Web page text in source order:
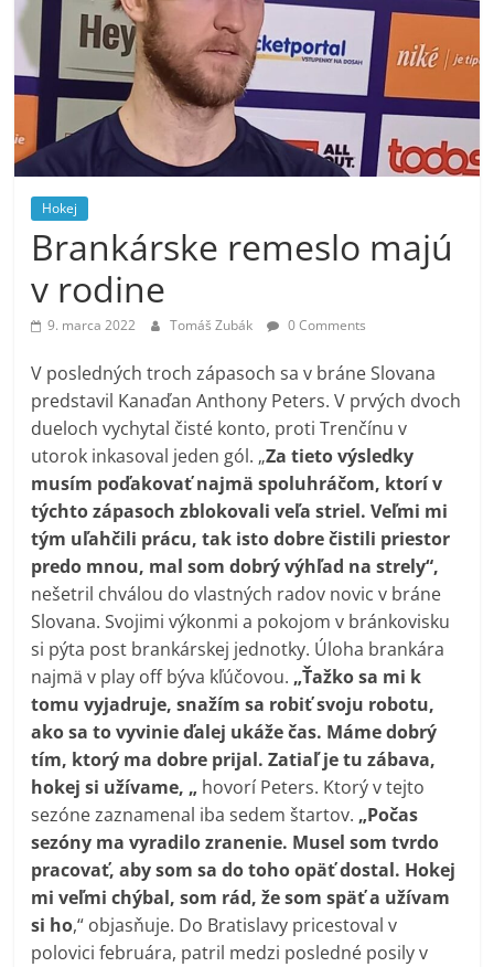
Hokej
Brankárske remeslo majú
v rodine
9. marca 2022 Tomáš Zubák 0 Comments
V posledných troch zápasoch sa v bráne Slovana
predstavil Kanaďan Anthony Peters. V prvých dvoch
dueloch vychytal čisté konto, proti Trenčínu v
utorok inkasoval jeden gól. „Za tieto výsledky
musím poďakovať najmä spoluhráčom, ktorí v
týchto zápasoch zblokovali veľa striel. Veľmi mi
tým uľahčili prácu, tak isto dobre čistili priestor
predo mnou, mal som dobrý výhľad na strely“,
nešetril chválou do vlastných radov novic v bráne
Slovana. Svojimi výkonmi a pokojom v bránkovisku
si pýta post brankárskej jednotky. Úloha brankára
najmä v play off býva kľúčovou. „Ťažko sa mi k
tomu vyjadruje, snažím sa robiť svoju robotu,
ako sa to vyvinie ďalej ukáže čas. Máme dobrý
tím, ktorý ma dobre prijal. Zatiaľ je tu zábava,
hokej si užívame, „ hovorí Peters. Ktorý v tejto
sezóne zaznamenal iba sedem štartov. „Počas
sezóny ma vyradilo zranenie. Musel som tvrdo
pracovať, aby som sa do toho opäť dostal. Hokej
mi veľmi chýbal, som rád, že som späť a užívam
si ho,“ objasňuje. Do Bratislavy pricestoval v
polovici februára, patril medzi posledné posily v